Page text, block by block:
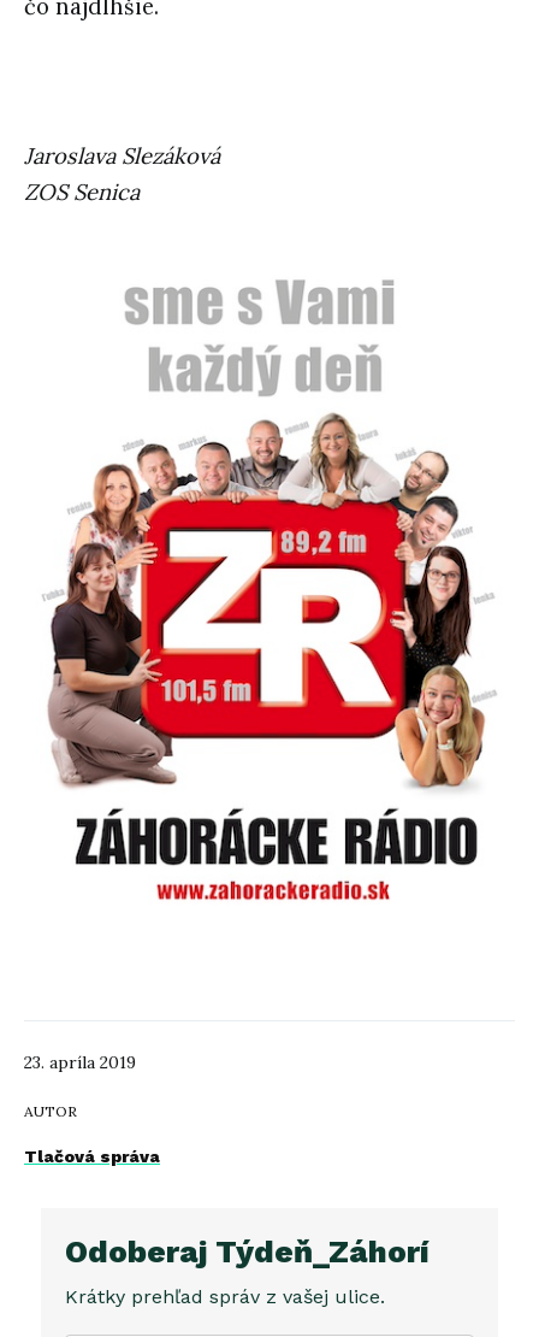
23. apríla 2019
AUTOR
Tlačová správa
čo najdlhšie.
Jaroslava Slezáková
ZOS Senica
Odoberaj Týdeň_Záhorí
Krátky prehľad správ z vašej ulice.